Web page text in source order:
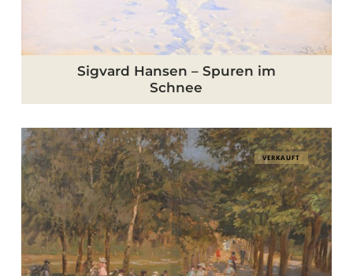
Sigvard Hansen – Spuren im
Schnee
Fritz
Kraul
–
Sommertag
im
Park
VERKAUFT